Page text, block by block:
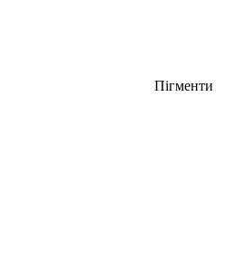
Пігменти